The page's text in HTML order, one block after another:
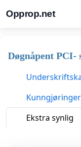
Opprop.net
Døgnåpent PCI-
Kunngjøringer
Ekstra synlig